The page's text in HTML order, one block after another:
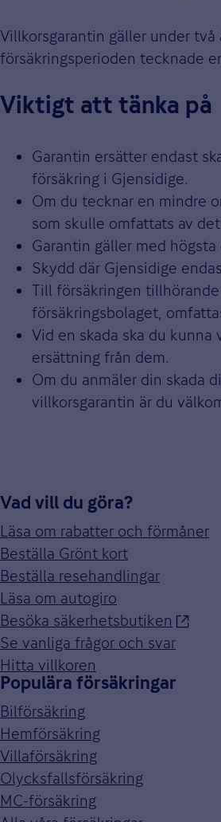
Villkorsgarantin gäller under
försäkringsperioden tecknade
Viktigt att tänka på
Garantin ersätter endast
försäkring i Gjensidige.
Om du tecknar en mindre
som skulle omfattats av
Garantin gäller med
Skydd där Gjensidige
Till försäkringen
försäkringsbolaget,
Vid en skada ska du
ersättning från dem.
Om du anmäler din skada
villkorsgarantin är du
Vad vill du göra?
Läsa om rabatter och förmåner
Beställa Grönt kort
Beställa resehandlingar
Läsa om autogiro
Besöka säkerhetsbutiken
Se vanliga frågor och svar
Hitta villkoren
Populära försäkringar
Bilförsäkring
Hemförsäkring
Villaförsäkring
Olycksfallsförsäkring
MC-försäkring